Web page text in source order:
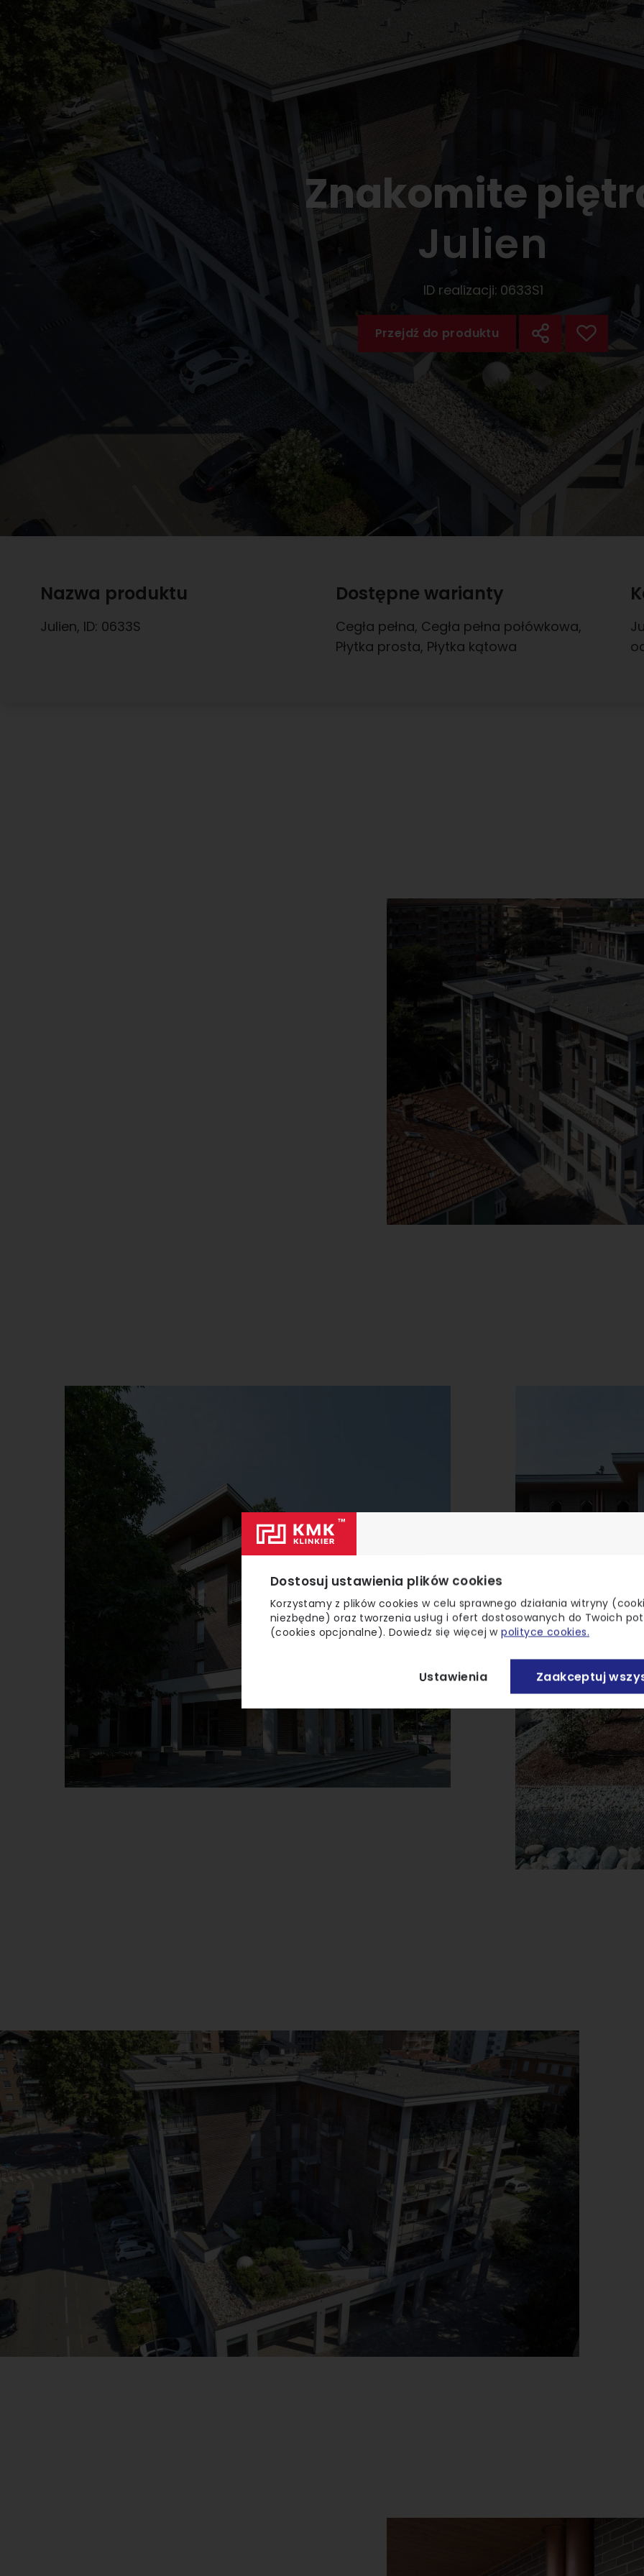
Znakomite
Julien
ID realizacji: 0633S1
Przejdź do produktu
Nazwa produktu
Julien, ID: 0633S
Dostępne warianty
Cegła pełna, Cegła pełna połówkowa,
Płytka prosta, Płytka kątowa
Dostosuj ustawienia plików cookies
Korzystamy z plików cookies w celu sprawnego działania witryny
niezbędne) oraz tworzenia usług i ofert dostosowanych do Twoich
(cookies opcjonalne). Dowiedz się więcej wpolityce cookies.
Ustawienia Zaakceptuj